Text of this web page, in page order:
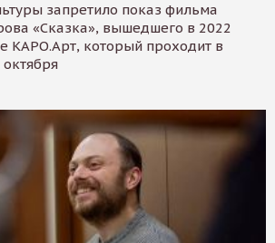
запретило показ фильма
«Сказка», вышедшего в 2022
КАРО.Арт, который проходит в